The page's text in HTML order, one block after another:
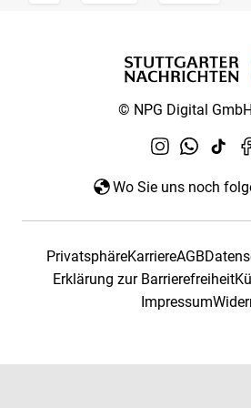
© NPG Digital
Wo Sie uns noch
PrivatsphäreKarriereAGB
Erklärung zur Barrierefreiheit
Impressum